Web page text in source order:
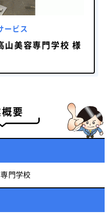
ービス
山美容専門学校 様
要
門学校